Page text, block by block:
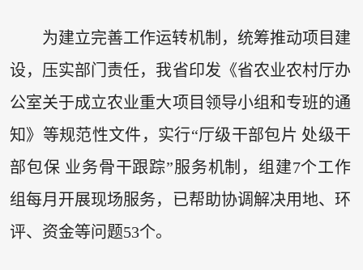
为建立完善工作运转机制，统筹推动项目建
设，压实部门责任，我省印发《省农业农村厅办
公室关于成立农业重大项目领导小组和专班的通
知》等规范性文件，实行“厅级干部包片 处级干
部包保 业务骨干跟踪”服务机制，组建7个工作
组每月开展现场服务，已帮助协调解决用地、环
评、资金等问题53个。